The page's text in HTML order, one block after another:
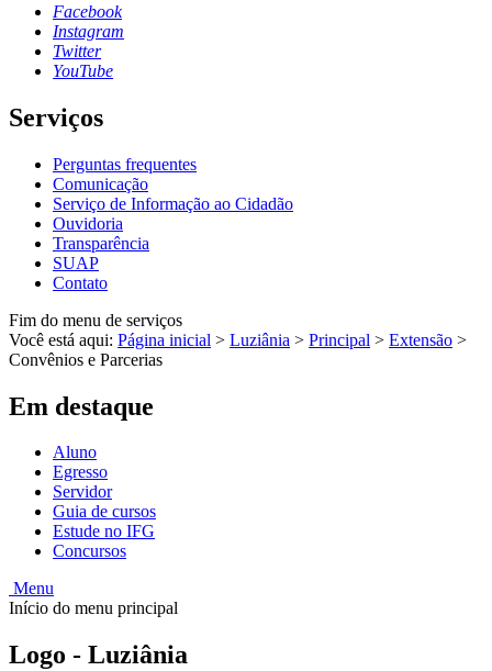
Facebook
Instagram
Twitter
YouTube
Serviços
Perguntas frequentes
Comunicação
Serviço de Informação ao Cidadão
Ouvidoria
Transparência
SUAP
Contato
Fim do menu de serviços
Você está aqui: Página inicial > Luziânia > Principal > Extensão >
Convênios e Parcerias
Em destaque
Aluno
Egresso
Servidor
Guia de cursos
Estude no IFG
Concursos
Menu
Início do menu principal
Logo - Luziânia